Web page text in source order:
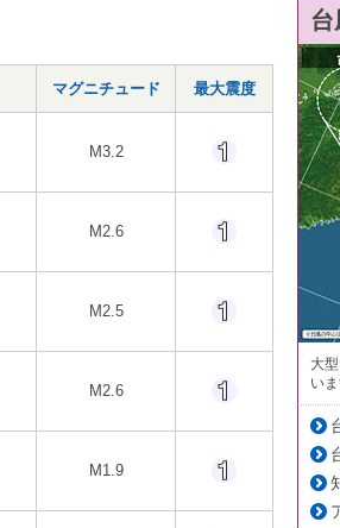
マグニチュード 最大震度
M3.2
M2.6
M2.5
M2.6
M1.9
大
い